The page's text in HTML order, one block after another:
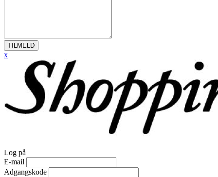
TILMELD
x
Log på
E-mail
Adgangskode